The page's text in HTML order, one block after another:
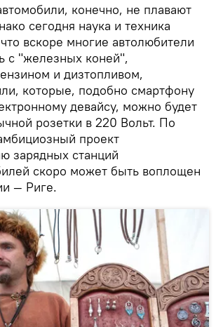
конечно, не плавают
сегодня наука и техника
вскоре многие автолюбители
с "железных коней",
и дизтопливом,
которые, подобно смартфону
девайсу, можно будет
розетки в 220 Вольт. По
проект
зарядных станций
скоро может быть воплощен
— Риге.